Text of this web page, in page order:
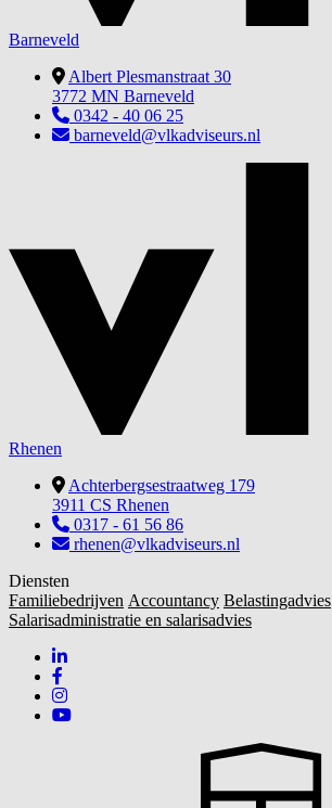
Barneveld
Albert Plesmanstraat 30
3772 MN Barneveld
0342 - 40 06 25
barneveld@vlkadviseurs.nl
Rhenen
Achterbergsestraatweg 179
3911 CS Rhenen
0317 - 61 56 86
rhenen@vlkadviseurs.nl
Diensten
Familiebedrijven Accountancy Belastingadvies
Salarisadministratie en salarisadvies